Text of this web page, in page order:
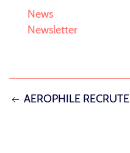
News
Newsletter
NAVIGATION
AEROPHILE RECRUTE